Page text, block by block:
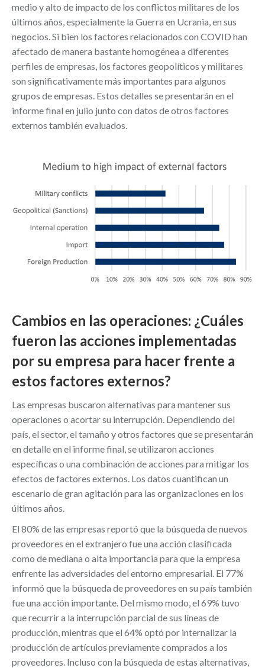
medio y alto de impacto de los conflictos militares de los
últimos años, especialmente la Guerra en Ucrania, en sus
negocios. Si bien los factores relacionados con COVID han
afectado de manera bastante homogénea a diferentes
perfiles de empresas, los factores geopolíticos y militares
son significativamente más importantes para algunos
grupos de empresas. Estos detalles se presentarán en el
informe final en julio junto con datos de otros factores
externos también evaluados.
Cambios en las operaciones: ¿Cuáles
fueron las acciones implementadas
por su empresa para hacer frente a
estos factores externos?
Las empresas buscaron alternativas para mantener sus
operaciones o acortar su interrupción. Dependiendo del
país, el sector, el tamaño y otros factores que se presentarán
en detalle en el informe final, se utilizaron acciones
específicas o una combinación de acciones para mitigar los
efectos de factores externos. Los datos cuantifican un
escenario de gran agitación para las organizaciones en los
últimos años.
El 80% de las empresas reportó que la búsqueda de nuevos
proveedores en el extranjero fue una acción clasificada
como de mediana o alta importancia para que la empresa
enfrente las adversidades del entorno empresarial. El 77%
informó que la búsqueda de proveedores en su país también
fue una acción importante. Del mismo modo, el 69% tuvo
que recurrir a la interrupción parcial de sus líneas de
producción, mientras que el 64% optó por internalizar la
producción de artículos previamente comprados a los
proveedores. Incluso con la búsqueda de estas alternativas,